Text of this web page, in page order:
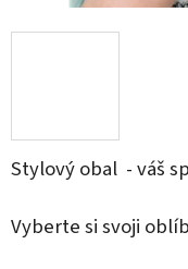
Stylový obal - váš
Vyberte si svoji